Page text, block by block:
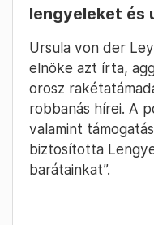
lengyeleket és
Ursula von der
elnöke azt írta,
orosz
robbanás hírei. A
valamint
biztosította
barátainkat”.